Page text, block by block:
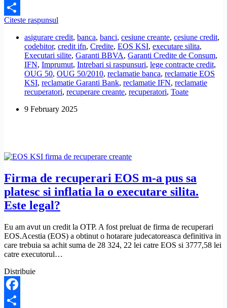
Facebook
Share
Citeste raspunsul
cesiunea
creditului,
daca
nu
am
restante?
asigurare credit, banca, banci, cesiune creante, cesiune credit,
codebitor, credit ifn, Credite, EOS KSI, executare silita,
Executari silite, Garanti BBVA, Garanti Credite de Consum,
IFN, Imprumut, Intrebari si raspunsuri, lege contracte credit,
OUG 50, OUG 50/2010, reclamatie banca, reclamatie EOS
KSI, reclamatie Garanti Bank, reclamatie IFN, reclamatie
recuperatori, recuperare creante, recuperatori, Toate
9 February 2025
Firma de recuperari EOS m-a pus sa
platesc si inflatia la o executare silita.
Este legal?
Eu am avut un credit la OTP. A fost preluat de firma de recuperari
EOS.Acestia (EOS) a obtinut o hotarare judecatoreasca definitiva in
care trebuia sa achit suma de 28 324, 22 lei catre EOS si 3777,58 lei
catre executorul…
Distribuie
Facebook